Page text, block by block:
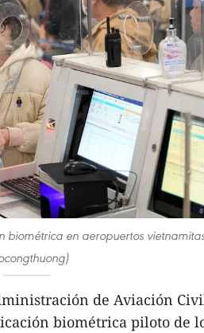
en aeropuertos
de Aviación
biométrica piloto de